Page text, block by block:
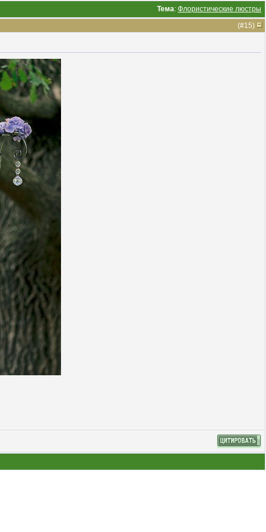
Тема: Флористические люстры
(#15)